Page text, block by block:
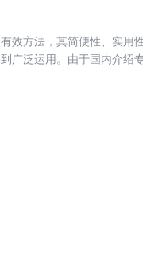
效方法，其简便性、实用
广泛运用。由于国内介绍
动作指导光盘，全方位为大